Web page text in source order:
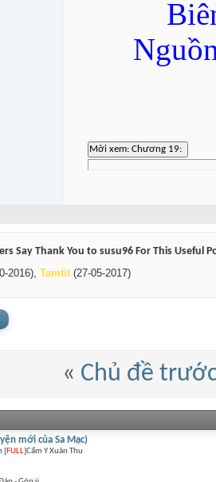
Say Thank You to susu96 For This Useful
2016), Tamtit(27-05-2017)
« Chủ đề
mới của Sa Mạc)
[FULL]Cẩm Y Xuân Thu